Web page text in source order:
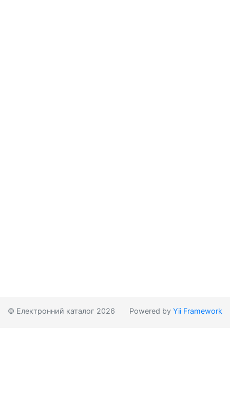
© Електронний каталог 2026 Powered by Yii Framework